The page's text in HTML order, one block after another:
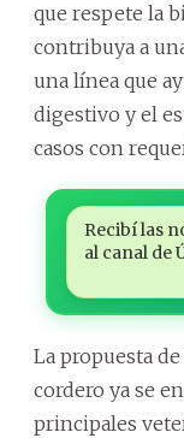
que respete la
contribuya a
una línea que
digestivo y el
casos con
Recibí las
al canal de
La propuesta
cordero ya se
principales